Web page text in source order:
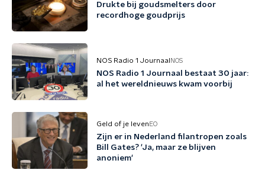
Drukte bij goudsmelters door
recordhoge goudprijs
NOS Radio 1 Journaal NOS
NOS Radio 1 Journaal bestaat 30 jaar:
al het wereldnieuws kwam voorbij
Geld of je leven EO
Zijn er in Nederland filantropen zoals
Bill Gates? 'Ja, maar ze blijven
anoniem'